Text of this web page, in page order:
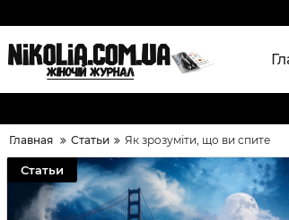
Главная Статьи Як зрозуміти, що ви спите
Статьи